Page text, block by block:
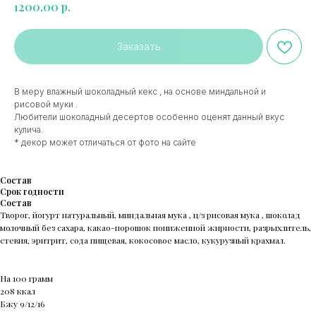
1200,00 р.
Заказать
В меру влажный шоколадный кекс , на основе миндальной и
рисовой муки .
Любители шоколадный десертов особенно оценят данный вкус
кулича.
* декор может отличаться от фото на сайте
Состав
Срок годности
Состав
Творог, йогурт натуральный, миндальная мука , ц/з рисовая мука , шоколад
молочный без сахара, какао-порошок пониженной жирности, разрыхлитель,
стевия, эритрит, сода пищевая, кокосовое масло, кукурузный крахмал.
На 100 грамм
208 ккал
Бжу 9/12/16